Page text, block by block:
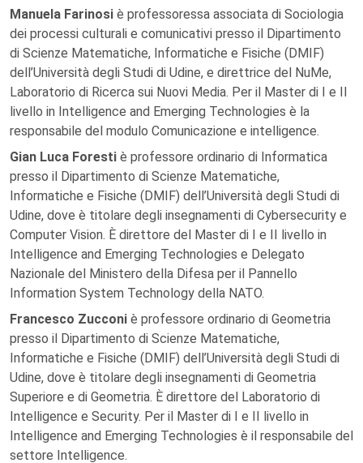
Manuela Farinosi è professoressa associata di Sociologia
dei processi culturali e comunicativi presso il Dipartimento
di Scienze Matematiche, Informatiche e Fisiche (DMIF)
dell’Università degli Studi di Udine, e direttrice del NuMe,
Laboratorio di Ricerca sui Nuovi Media. Per il Master di I e II
livello in Intelligence and Emerging Technologies è la
responsabile del modulo Comunicazione e intelligence.
Gian Luca Foresti è professore ordinario di Informatica
presso il Dipartimento di Scienze Matematiche,
Informatiche e Fisiche (DMIF) dell’Università degli Studi di
Udine, dove è titolare degli insegnamenti di Cybersecurity e
Computer Vision. È direttore del Master di I e II livello in
Intelligence and Emerging Technologies e Delegato
Nazionale del Ministero della Difesa per il Pannello
Information System Technology della NATO.
Francesco Zucconi è professore ordinario di Geometria
presso il Dipartimento di Scienze Matematiche,
Informatiche e Fisiche (DMIF) dell’Università degli Studi di
Udine, dove è titolare degli insegnamenti di Geometria
Superiore e di Geometria. È direttore del Laboratorio di
Intelligence e Security. Per il Master di I e II livello in
Intelligence and Emerging Technologies è il responsabile del
settore Intelligence.